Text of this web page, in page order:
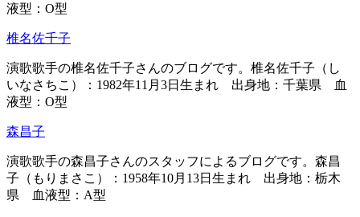
液型：O型
椎名佐千子
演歌歌手の椎名佐千子さんのブログです。椎名佐千子（し
いなさちこ）：1982年11月3日生まれ 出身地：千葉県 血
液型：O型
森昌子
演歌歌手の森昌子さんのスタッフによるブログです。森昌
子（もりまさこ）：1958年10月13日生まれ 出身地：栃木
県 血液型：A型